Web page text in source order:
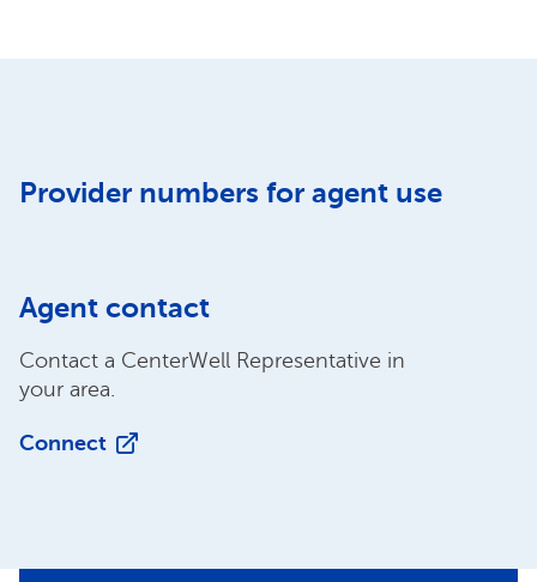
Provider numbers for agent use
Agent contact
Contact a CenterWell Representative in
your area.
Connect